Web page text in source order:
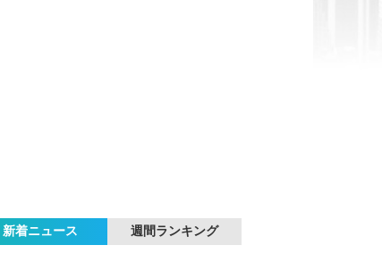
新着ニュース 週間ランキング